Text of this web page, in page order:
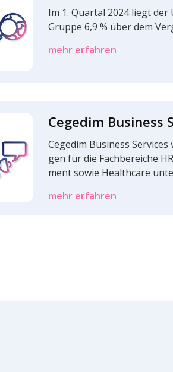
Im 1. Quar­tal 2024 liegt der
Gruppe 6,9 % über dem
mehr erfahren
Cegedim Busi­ness
Cegedim Busi­ness
gen für die Fach­be­rei­che
ment sowie Health­care
mehr erfahren